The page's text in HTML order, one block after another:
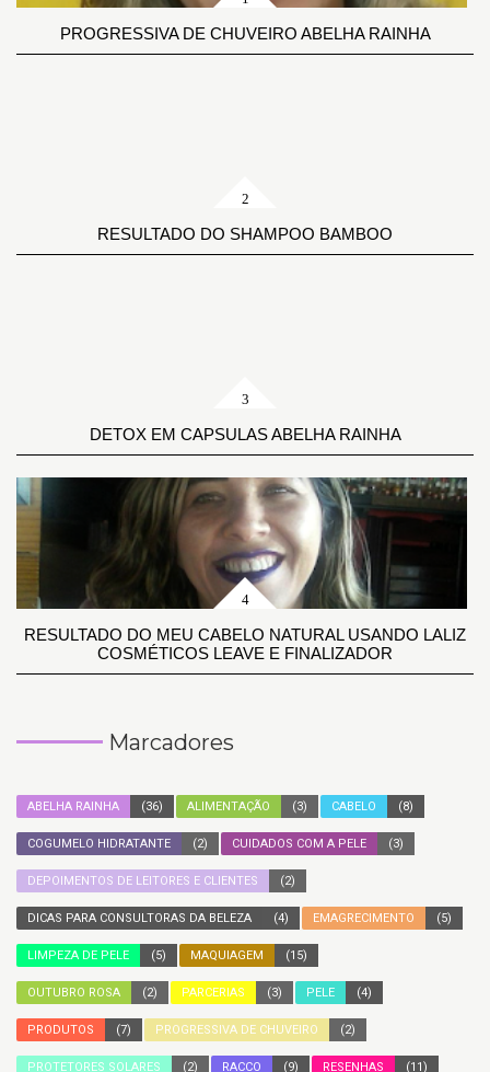
PROGRESSIVA DE CHUVEIRO ABELHA RAINHA
RESULTADO DO SHAMPOO BAMBOO
DETOX EM CAPSULAS ABELHA RAINHA
RESULTADO DO MEU CABELO NATURAL USANDO LALIZ
COSMÉTICOS LEAVE E FINALIZADOR
Marcadores
ABELHA RAINHA (36) ALIMENTAÇÃO (3) CABELO (8)
COGUMELO HIDRATANTE (2) CUIDADOS COM A PELE (3)
DEPOIMENTOS DE LEITORES E CLIENTES (2)
DICAS PARA CONSULTORAS DA BELEZA (4) EMAGRECIMENTO (5)
LIMPEZA DE PELE (5) MAQUIAGEM (15)
OUTUBRO ROSA (2) PARCERIAS (3) PELE (4)
PRODUTOS (7) PROGRESSIVA DE CHUVEIRO (2)
PROTETORES SOLARES (2) RACCO (9) RESENHAS (11)